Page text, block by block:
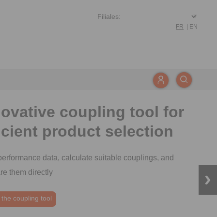
FR EN
the video
coupling tool for
product selection
data, calculate suitable couplings, and
them directly
the coupling tool
the press article